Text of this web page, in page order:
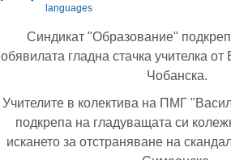
languages
Синдикат "Образование"
обявилата гладна стачка учителка
Чобанска.
Учителите в колектива на ПМГ
подкрепа на гладуващата си
искането за отстраняване на